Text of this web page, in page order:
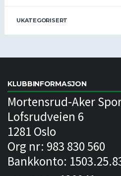
UKATEGORISERT
KLUBBINFORMASJON
Mortensrud-Aker
Lofsrudveien 6
1281 Oslo
Org nr: 983 830 560
Bankkonto: